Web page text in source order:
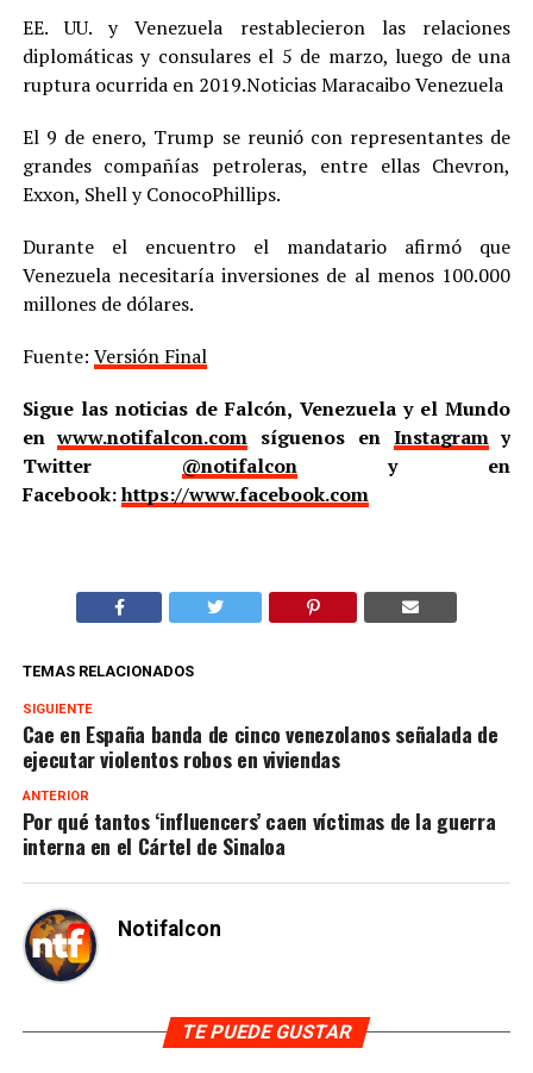
EE. UU. y Venezuela restablecieron las relaciones
diplomáticas y consulares el 5 de marzo, luego de una
ruptura ocurrida en 2019.Noticias Maracaibo Venezuela
El 9 de enero, Trump se reunió con representantes de
grandes compañías petroleras, entre ellas Chevron,
Exxon, Shell y ConocoPhillips.
Durante el encuentro el mandatario afirmó que
Venezuela necesitaría inversiones de al menos 100.000
millones de dólares.
Fuente: Versión Final
Sigue las noticias de Falcón, Venezuela y el Mundo
enwww.notifalcon.com síguenos en Instagramy
Twitter @notifalcony en
Facebook:https://www.facebook.com
TEMAS RELACIONADOS
SIGUIENTE
Cae en España banda de cinco venezolanos señalada de
ejecutar violentos robos en viviendas
ANTERIOR
Por qué tantos ‘influencers’ caen víctimas de la guerra
interna en el Cártel de Sinaloa
Notifalcon
TE PUEDE GUSTAR